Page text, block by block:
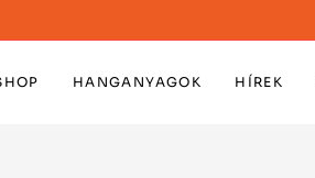
HANGANYAGOK HÍREK